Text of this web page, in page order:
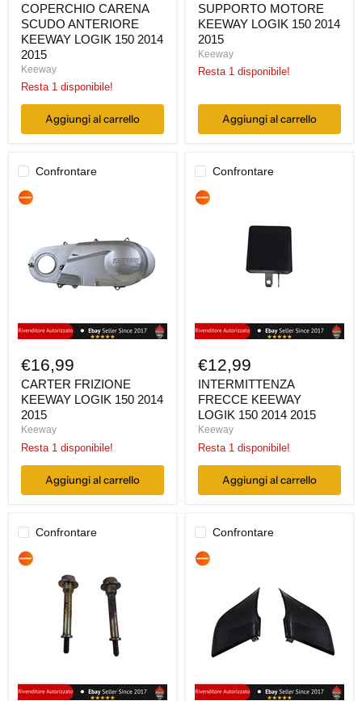
COPERCHIO CARENA
SCUDO ANTERIORE
KEEWAY LOGIK 150 2014
2015
Keeway
Resta 1 disponibile!
Aggiungi al carrello
SUPPORTO MOTORE
KEEWAY LOGIK 150 2014
2015
Keeway
Resta 1 disponibile!
Aggiungi al carrello
Confrontare
CARTER
FRIZIONE
150
2014
2015
€16,99
CARTER FRIZIONE
KEEWAY LOGIK 150 2014
2015
Keeway
Resta 1 disponibile!
Aggiungi al carrello
Confrontare
INTERMITTENZA
FRECCE
€12,99
INTERMITTENZA
FRECCE KEEWAY
LOGIK 150 2014 2015
Keeway
Resta 1 disponibile!
Aggiungi al carrello
Confrontare
PERNO
PERNI
COPERCHIO
TESTATA
Confrontare
COPERCHI
CARENA
LOGIK
2014
2015